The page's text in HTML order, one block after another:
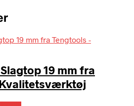
19 mm fra